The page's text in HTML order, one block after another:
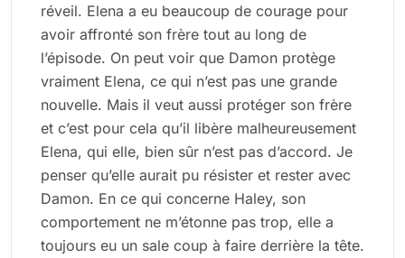
réveil. Elena a eu beaucoup de courage pour
avoir affronté son frère tout au long de
l’épisode. On peut voir que Damon protège
vraiment Elena, ce qui n’est pas une grande
nouvelle. Mais il veut aussi protéger son frère
et c’est pour cela qu’il libère malheureusement
Elena, qui elle, bien sûr n’est pas d’accord. Je
penser qu’elle aurait pu résister et rester avec
Damon. En ce qui concerne Haley, son
comportement ne m’étonne pas trop, elle a
toujours eu un sale coup à faire derrière la tête.